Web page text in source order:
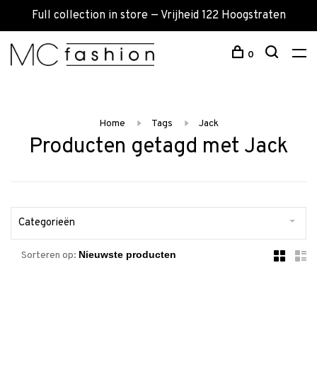
Full collection in store — Vrijheid 122 Hoogstraten
0
Home Tags Jack
Producten getagd met Jack
Categorieën
Sorteren op: